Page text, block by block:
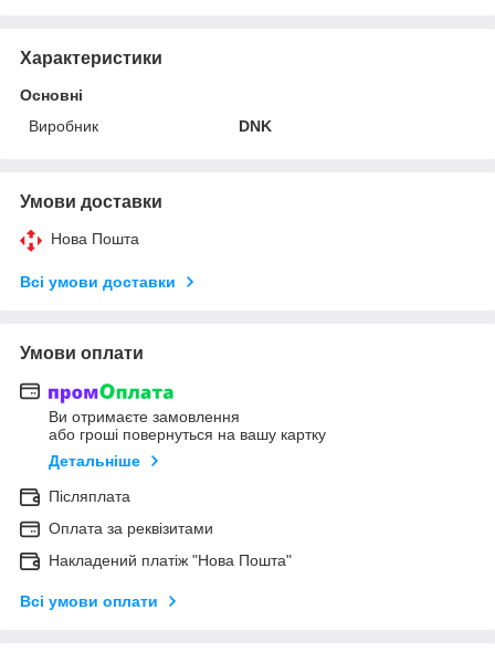
Характеристики
Основні
Виробник
DNK
Умови доставки
Нова Пошта
Всі умови доставки
Умови оплати
Ви отримаєте замовлення
або гроші повернуться на вашу картку
Детальніше
Післяплата
Оплата за реквізитами
Накладений платіж "Нова Пошта"
Всі умови оплати